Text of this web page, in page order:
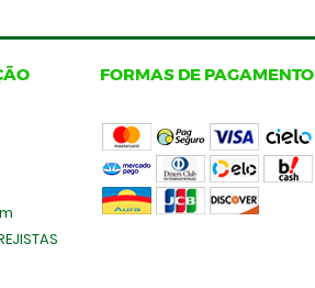
FORMAS DE PAGAMENTO